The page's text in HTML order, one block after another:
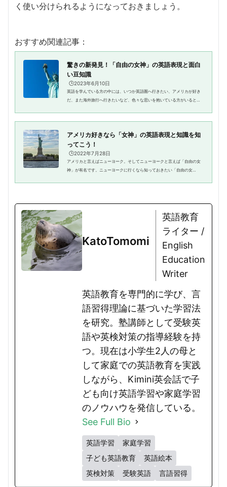
く使い分けられるようになっておきましょう。
おすすめ関連記事：
驚きの新発見！「自由の女神」の英語表現と面白
い豆知識
🕒️2023年6月10日
英語を学んでいる方の中には、いつか英語圏へ行きたい、アメリカが好き
だ、また海外旅行へ行きたいなど、色々な思いを抱いている方がいると思
アメリカ好きなら「女神」の英語表現と知識を知
ってこう！
🕒️2022年7月28日
アメリカと言えばニューヨーク。そしてニューヨークと言えば「自由の女
神」が有名です。ニューヨークに行くなら知っておきたい「自由の女
KatoTomomi
英語教育
ライター /
English
Education
Writer
英語教育を専門的に学び、言
語習得理論に基づいた学習法
を研究。塾講師として受験英
語や英検対策の指導経験を持
つ。現在は小学生2人の母と
して家庭での英語教育を実践
しながら、Kimini英会話で子
ども向け英語学習や家庭学習
のノウハウを発信している。
See Full Bio
英語学習
家庭学習
子ども英語教育
英語絵本
英検対策
受験英語 言語習得